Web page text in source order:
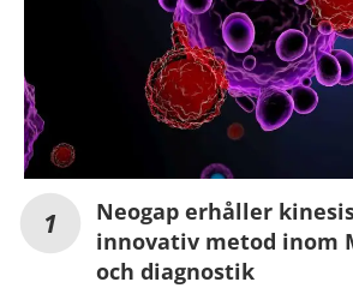
Neogap erhåller
innovativ metod inom
och diagnostik